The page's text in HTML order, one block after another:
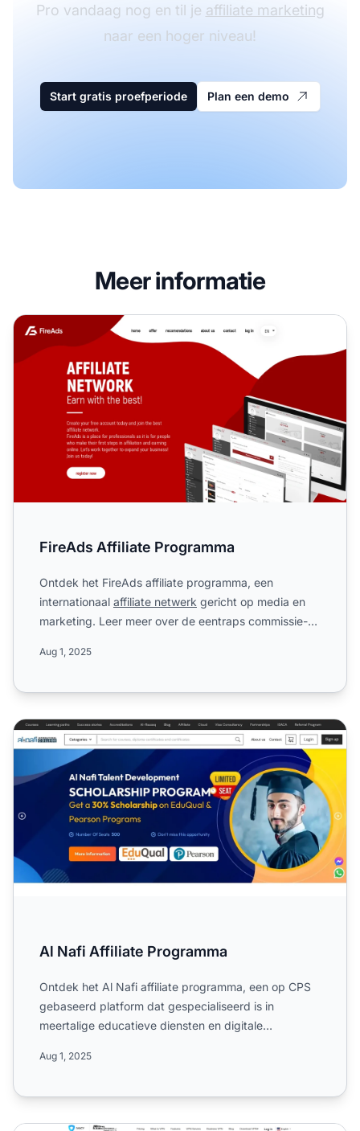
Pro vandaag nog en til je affiliate marketing
naar een hoger niveau!
Start gratis proefperiode Plan een demo
Meer informatie
FireAds Affiliate Programma
FireAds Affiliate Programma
Ontdek het FireAds affiliate programma, een
internationaal affiliate netwerk gericht op media en
marketing. Leer meer over de eentraps commissie-
Aug 1, 2025
Al Nafi Affiliate Programma
Al Nafi Affiliate Programma
Ontdek het Al Nafi affiliate programma, een op CPS
gebaseerd platform dat gespecialiseerd is in
meertalige educatieve diensten en digitale
Aug 1, 2025